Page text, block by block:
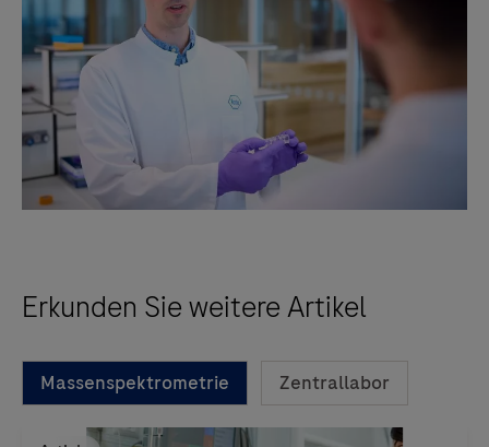
Erkunden Sie weitere Artikel
Massenspektrometrie Zentrallabor